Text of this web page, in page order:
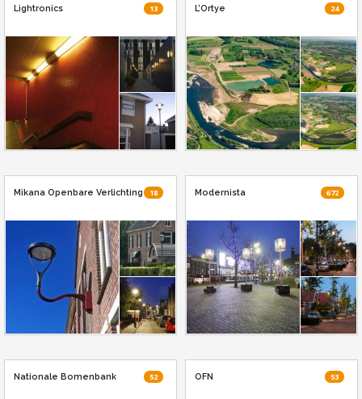
13
Lightronics 24
L’Ortye
18
Mikana Openbare Verlichting 672
Modernista
52
Nationale Bomenbank 53
OFN